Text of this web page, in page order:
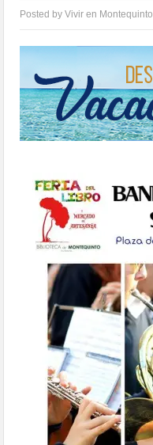
Posted byVivir en Montequinto